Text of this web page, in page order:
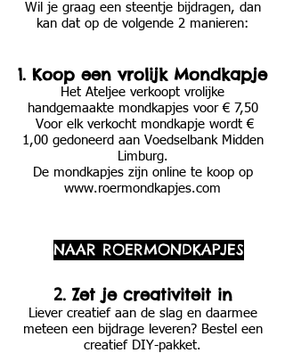
Wil je graag een steentje bijdragen, dan
kan dat op de volgende 2 manieren:
1. Koop een vrolijk Mondkapje
Het Ateljee verkoopt vrolijke
handgemaakte mondkapjes voor € 7,50
Voor elk verkocht mondkapje wordt €
1,00 gedoneerd aan Voedselbank Midden
Limburg.
De mondkapjes zijn online te koop op
www.roermondkapjes.com
2. Zet je creativiteit in
Liever creatief aan de slag en daarmee
meteen een bijdrage leveren? Bestel een
creatief DIY-pakket.
NAAR ROERMONDKAPJES